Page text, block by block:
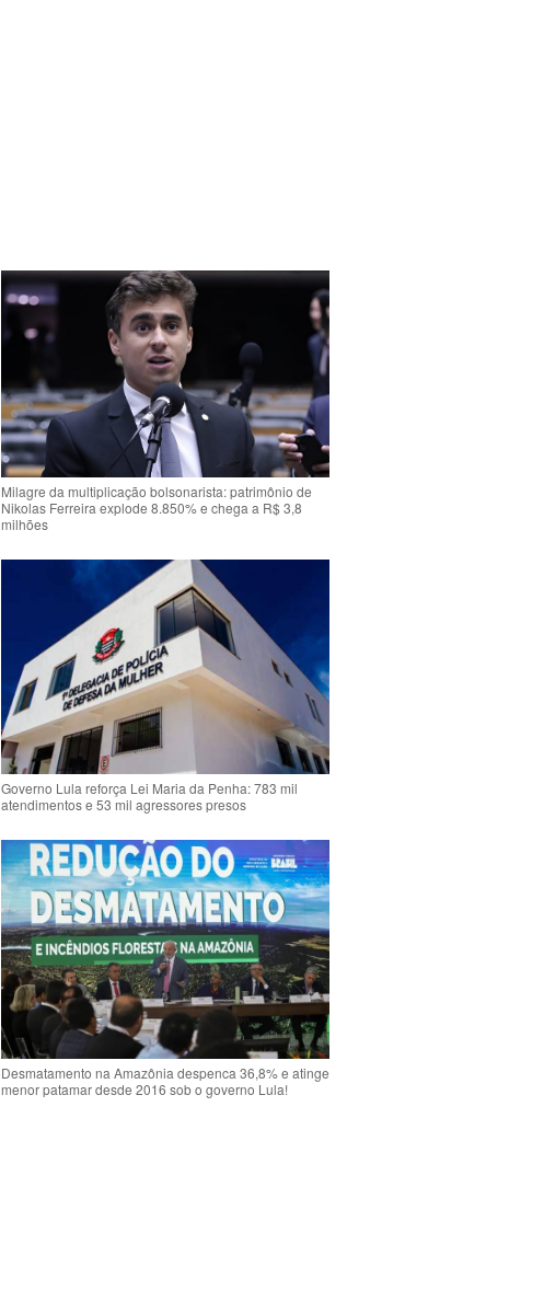
Milagre da multiplicação bolsonarista: patrimônio de
Nikolas Ferreira explode 8.850% e chega a R$ 3,8
milhões
Governo Lula reforça Lei Maria da Penha: 783 mil
atendimentos e 53 mil agressores presos
Desmatamento na Amazônia despenca 36,8% e atinge
menor patamar desde 2016 sob o governo Lula!